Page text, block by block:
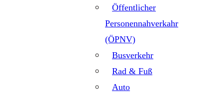
Öffentlicher
Personennahverkahr
(ÖPNV)
Busverkehr
Rad & Fuß
Auto